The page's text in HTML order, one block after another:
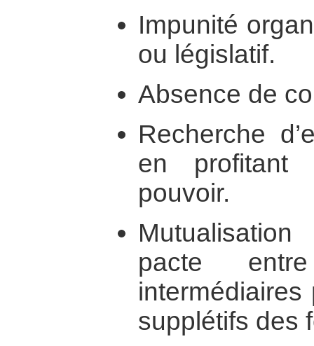
Impunité
ou législatif.
Absence de
Recherche
en
pouvoir.
pacte
supplétifs des